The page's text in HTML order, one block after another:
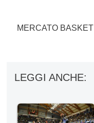
MERCATO BASKET
LEGGI ANCHE: